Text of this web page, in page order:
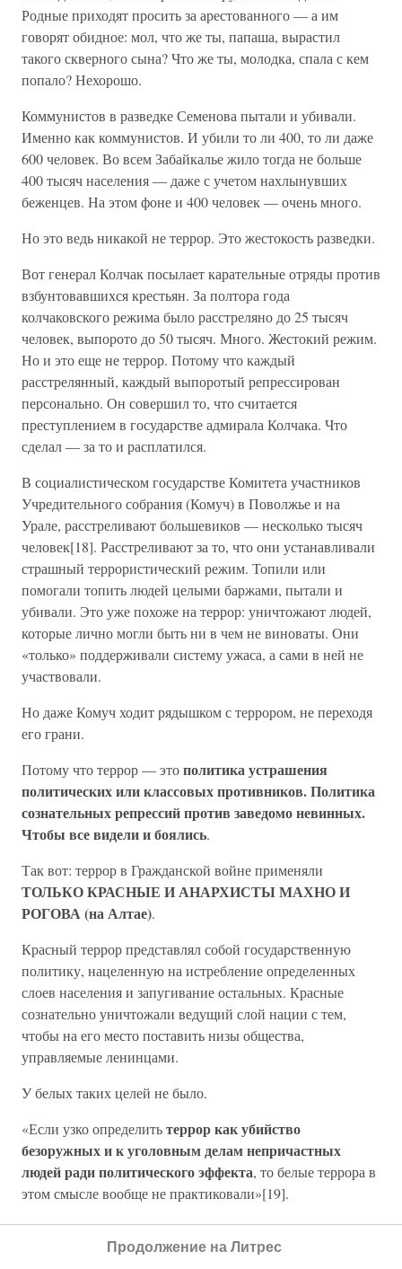
Родные приходят просить за арестованного — а им
говорят обидное: мол, что же ты, папаша, вырастил
такого скверного сына? Что же ты, молодка, спала с кем
попало? Нехорошо.
Коммунистов в разведке Семенова пытали и убивали.
Именно как коммунистов. И убили то ли 400, то ли даже
600 человек. Во всем Забайкалье жило тогда не больше
400 тысяч населения — даже с учетом нахлынувших
беженцев. На этом фоне и 400 человек — очень много.
Но это ведь никакой не террор. Это жестокость разведки.
Вот генерал Колчак посылает карательные отряды против
взбунтовавшихся крестьян. За полтора года
колчаковского режима было расстреляно до 25 тысяч
человек, выпорото до 50 тысяч. Много. Жестокий режим.
Но и это еще не террор. Потому что каждый
расстрелянный, каждый выпоротый репрессирован
персонально. Он совершил то, что считается
преступлением в государстве адмирала Колчака. Что
сделал — за то и расплатился.
В социалистическом государстве Комитета участников
Учредительного собрания (Комуч) в Поволжье и на
Урале, расстреливают большевиков — несколько тысяч
человек[18]. Расстреливают за то, что они устанавливали
страшный террористический режим. Топили или
помогали топить людей целыми баржами, пытали и
убивали. Это уже похоже на террор: уничтожают людей,
которые лично могли быть ни в чем не виноваты. Они
«только» поддерживали систему ужаса, а сами в ней не
участвовали.
Но даже Комуч ходит рядышком с террором, не переходя
его грани.
Потому что террор — этополитика устрашения
политических или классовых противников. Политика
сознательных репрессий против заведомо невинных.
Чтобы все видели и боялись.
Так вот: террор в Гражданской войне применяли
ТОЛЬКО КРАСНЫЕ И АНАРХИСТЫ МАХНО И
РОГОВА (на Алтае).
Красный террор представлял собой государственную
политику, нацеленную на истребление определенных
слоев населения и запугивание остальных. Красные
сознательно уничтожали ведущий слой нации с тем,
чтобы на его место поставить низы общества,
управляемые ленинцами.
У белых таких целей не было.
«Если узко определитьтеррор как убийство
безоружных и к уголовным делам непричастных
людей ради политического эффекта, то белые террора в
этом смысле вообще не практиковали»[19].
Красный террор был фактически частью режима
Продолжение на Литрес